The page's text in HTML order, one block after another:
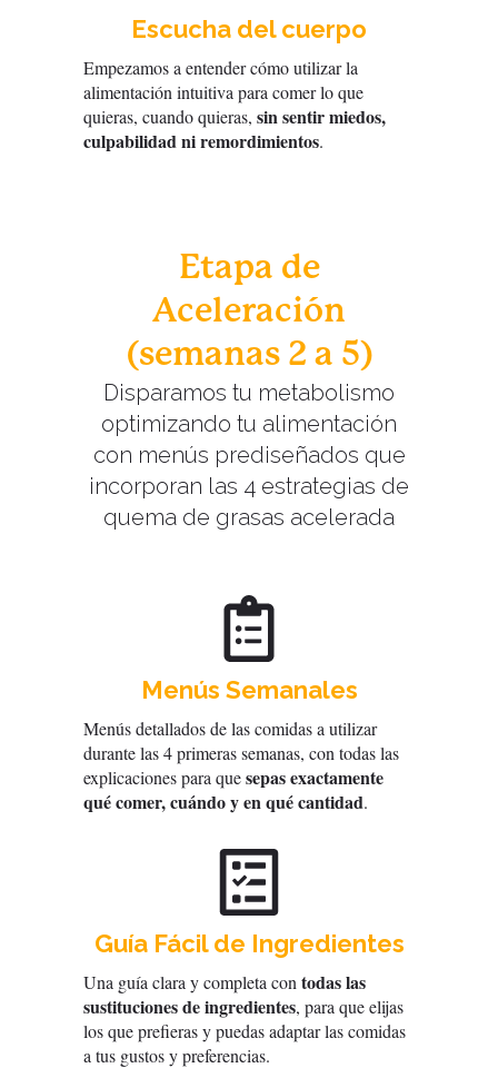
Escucha del cuerpo
Empezamos a entender cómo utilizar la
alimentación intuitiva para comer lo que
quieras, cuando quieras, sin sentir miedos,
culpabilidad ni remordimientos.
Etapa de
Aceleración
(semanas 2 a 5)
Disparamos tu metabolismo
optimizando tu alimentación
con menús prediseñados que
incorporan las 4 estrategias de
quema de grasas acelerada
Menús Semanales
Menús detallados de las comidas a utilizar
durante las 4 primeras semanas, con todas las
explicaciones para quesepas exactamente
qué comer, cuándo y en qué cantidad.
Guía Fácil de Ingredientes
Una guía clara y completa con todas las
sustituciones de ingredientes, para que elijas
los que prefieras y puedas adaptar las comidas
a tus gustos y preferencias.